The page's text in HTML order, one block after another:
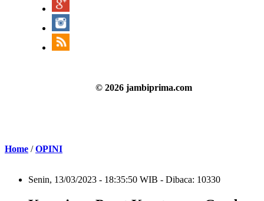
© 2026 jambiprima.com
Home /OPINI
Senin, 13/03/2023 - 18:35:50 WIB - Dibaca: 10330